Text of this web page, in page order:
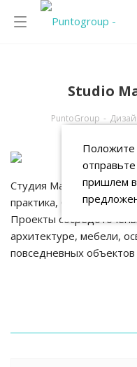
Studio
PuntoGroup -
Студия Маттиаса
практика,
Проекты
архитектуре, мебели,
повседневных объектов
Положите
пришлем